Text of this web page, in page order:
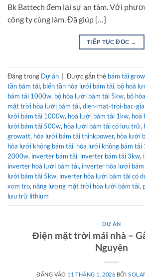
Bk Battech đem lại sự an tâm. Với
công ty cùng làm. Đã giúp […]
TIẾP TỤC ĐỌC →
Đăng trong Dự án Được gắn thẻ bám tải
tần bám tải, biến tần hòa lưới bám tải, bộ hoà
bám tải 1000w, bộ hòa lưới bám tải 5kw, bộ
mặt trời hòa lưới bám tải,dien-mat-troi-bac-
lưới bám tải 1000w, hoà lưới bám tải 1kw, hoà
lưới bám tải 500w, hòa lưới bám tải có lưu trữ,
growatt, hòa lưới bám tải thinkpower, hòa lưới
hòa lưới không bám tải, hòa lưới không bám tải
2000w, inverter bám tải, inverter bám tải 3kw,
inverter hoà lưới bám tải, inverter hòa lưới
lưới bám tải 5kw, inverter hòa lưới bám tải có
xom tro, năng lượng mặt trời hòa lưới bám tải,
lưu trữ lithium
DỰ ÁN
Điện mặt trời mái nhà –
Nguyên
ĐĂNG VÀO 11 THÁNG 1, 2026 BỞI